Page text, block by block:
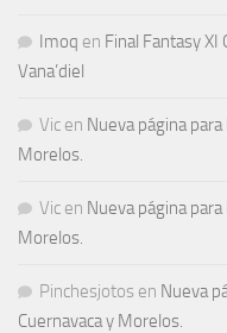
Imoq en Final Fantasy XI
Vana’diel
Vic en Nueva página
Morelos.
Vic en Nueva página
Morelos.
Pinchesjotos en Nueva
Cuernavaca y Morelos.